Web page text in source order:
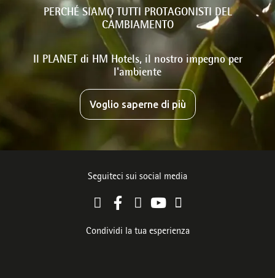
PERCHÉ SIAMO TUTTI PROTAGONISTI DEL
CAMBIAMENTO
Il PLANET di HM Hotels, il nostro impegno per
l'ambiente
Voglio saperne di più
Seguiteci sui social media
Condividi la tua esperienza